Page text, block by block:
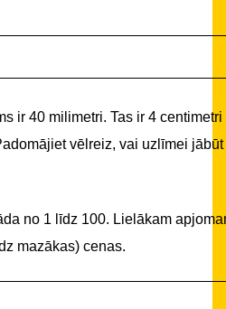
ir 40 milimetri. Tas ir 4 centimetri
vēlreiz, vai uzlīmei jābūt
no 1 līdz 100. Lielākam
mazākas) cenas.